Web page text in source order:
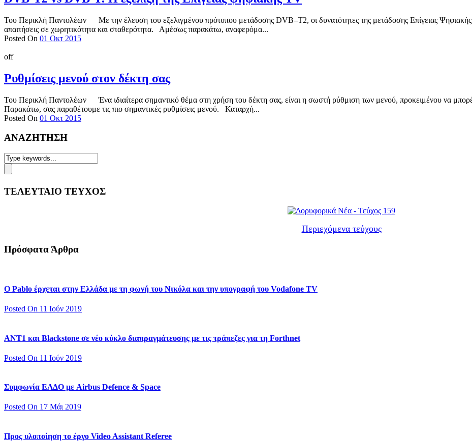
Του Περικλή Παντολέων Με την έλευση του εξελιγμένου πρότυπου μετάδοσης DVB–T2, οι δυνατότητες της μετάδοσης Επίγειας Ψηφιακής
απαιτήσεις σε χωρητικότητα και σταθερότητα. Αμέσως παρακάτω, αναφερόμα...
Posted On 01 Οκτ 2015
off
Ρυθμίσεις μενού στον δέκτη σας
Του Περικλή Παντολέων Ένα ιδιαίτερα σημαντικό θέμα στη χρήση του δέκτη σας, είναι η σωστή ρύθμιση των μενού, προκειμένου να
Παρακάτω, σας παραθέτουμε τις πιο σημαντικές ρυθμίσεις μενού. Καταρχή...
Posted On 01 Οκτ 2015
ΑΝΑΖΗΤΗΣΗ
ΤΕΛΕΥΤΑΙΟ ΤΕΥΧΟΣ
Περιεχόμενα τεύχους
Πρόσφατα Άρθρα
Ο Pablo έρχεται στην Ελλάδα με τη φωνή του Νικόλα και την υπογραφή του Vodafone TV
Posted On 11 Ιούν 2019
ΑΝΤ1 και Blackstone σε νέο κύκλο διαπραγμάτευσης με τις τράπεζες για τη Forthnet
Posted On 11 Ιούν 2019
Συμφωνία ΕΛΔΟ με Airbus Defence & Space
Posted On 17 Μάι 2019
Προς υλοποίηση το έργο Video Assistant Referee